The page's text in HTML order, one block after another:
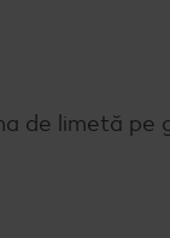
de limetă pe